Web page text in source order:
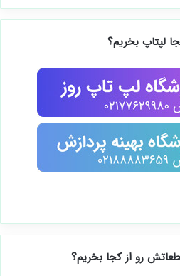
لپتاپ بخریم؟
رو از کجا بخریم؟